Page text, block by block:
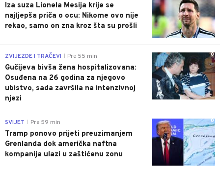
Iza suza Lionela Mesija krije se
najljepša priča o ocu: Nikome ovo nije
rekao, samo on zna kroz šta su prošli
0
ZVIJEZDE I TRAČEVI Pre 55 min
Gučijeva bivša žena hospitalizovana:
Osuđena na 26 godina za njegovo
ubistvo, sada završila na intenzivnoj
njezi
0
SVIJET Pre 59 min
Tramp ponovo prijeti preuzimanjem
Grenlanda dok američka naftna
kompanija ulazi u zaštićenu zonu